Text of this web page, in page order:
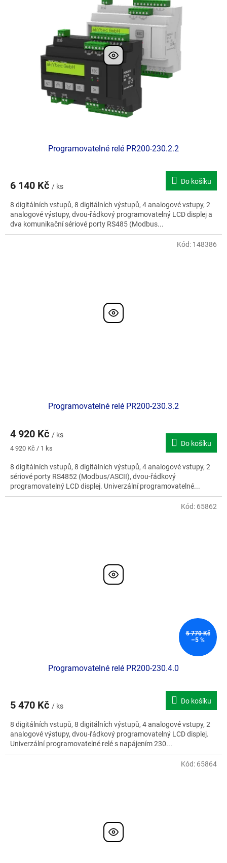
Programovatelné relé PR200-230.2.2
6 140 Kč / ks
Do košíku
8 digitálních vstupů, 8 digitálních výstupů, 4 analogové vstupy, 2
analogové výstupy, dvou-řádkový programovatelný LCD displej a
dva komunikační sériové porty RS485 (Modbus...
Programovatelné relé PR200-230.3.2
4 920 Kč / ks
Měrná
4 920 Kč / 1 ks
Do košíku
8 digitálních vstupů, 8 digitálních výstupů, 4 analogové vstupy, 2
sériové porty RS4852 (Modbus/ASCII), dvou-řádkový
programovatelný LCD displej. Univerzální programovatelné...
Kód: 148386
5 770 Kč
–5 %
Programovatelné relé PR200-230.4.0
5 470 Kč / ks
Do košíku
8 digitálních vstupů, 8 digitálních výstupů, 4 analogové vstupy, 2
analogové výstupy, dvou-řádkový programovatelný LCD displej.
Univerzální programovatelné relé s napájením 230...
Kód: 65862
Kód: 65864